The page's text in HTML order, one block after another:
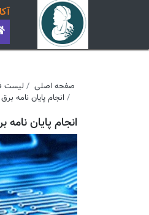
صفحه اصلی لیست
انجام پایان نامه
انجام پایان